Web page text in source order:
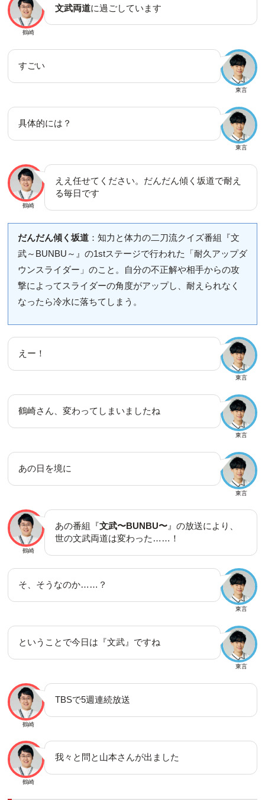
鶴崎
文武両道に過ごしています
東言
すごい
東言
具体的には？
鶴崎
ええ任せてください。だんだん傾く坂道で耐え
る毎日です
だんだん傾く坂道：知力と体力の二刀流クイズ番組『文
武～BUNBU～』の1stステージで行われた「耐久アップダ
ウンスライダー」のこと。自分の不正解や相手からの攻
撃によってスライダーの角度がアップし、耐えられなく
なったら冷水に落ちてしまう。
東言
えー！
東言
鶴崎さん、変わってしまいましたね
東言
あの日を境に
鶴崎
あの番組『文武〜BUNBU〜 』の放送により、
世の文武両道は変わった……！
東言
そ、そうなのか……？
東言
ということで今日は『文武』ですね
鶴崎
TBSで5週連続放送
鶴崎
我々と問と山本さんが出ました